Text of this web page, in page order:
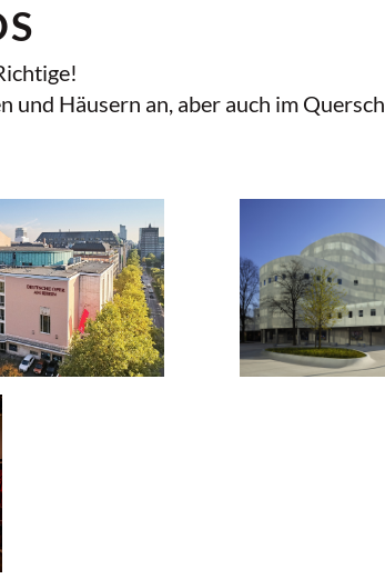
und Häusern an, aber auch im
Ballett